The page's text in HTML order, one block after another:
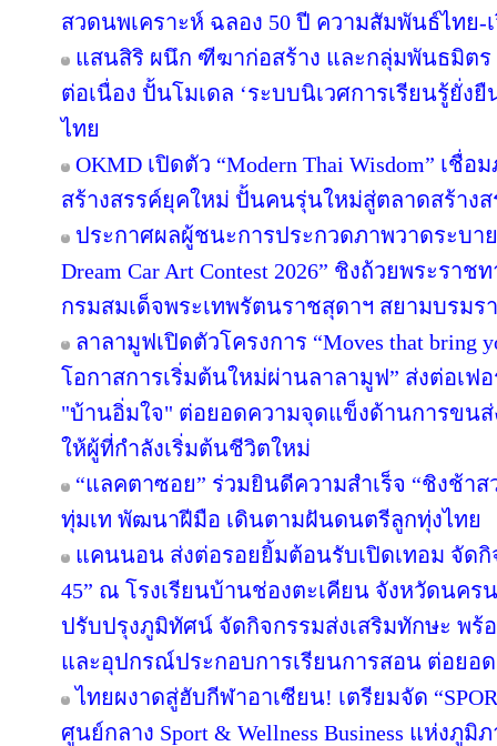
สวดนพเคราะห์ ฉลอง 50 ปี ความสัมพันธ์ไทย-
แสนสิริ ผนึก ฑีฆาก่อสร้าง และกลุ่มพันธมิตร
ต่อเนื่อง ปั้นโมเดล ‘ระบบนิเวศการเรียนรู้ยั่
ไทย
OKMD เปิดตัว “Modern Thai Wisdom” เชื่
สร้างสรรค์ยุคใหม่ ปั้นคนรุ่นใหม่สู่ตลาดสร้างส
ประกาศผลผู้ชนะการประกวดภาพวาดระบา
Dream Car Art Contest 2026” ชิงถ้วยพระรา
กรมสมเด็จพระเทพรัตนราชสุดาฯ สยามบรมร
ลาลามูฟเปิดตัวโครงการ “Moves that bring
โอกาสการเริ่มต้นใหม่ผ่านลาลามูฟ” ส่งต่อเฟ
"บ้านอิ่มใจ" ต่อยอดความจุดแข็งด้านการขน
ให้ผู้ที่กำลังเริ่มต้นชีวิตใหม่
“แลคตาซอย” ร่วมยินดีความสำเร็จ “ชิงช้าส
ทุ่มเท พัฒนาฝีมือ เดินตามฝันดนตรีลูกทุ่งไทย
แคนนอน ส่งต่อรอยยิ้มต้อนรับเปิดเทอม จัดกิจ
45” ณ โรงเรียนบ้านช่องตะเคียน จังหวัดนค
ปรับปรุงภูมิทัศน์ จัดกิจกรรมส่งเสริมทักษะ พร้
และอุปกรณ์ประกอบการเรียนการสอน ต่อยอ
ไทยผงาดสู่ฮับกีฬาอาเซียน! เตรียมจัด
ศูนย์กลาง Sport & Wellness Business แห่งภูมิ